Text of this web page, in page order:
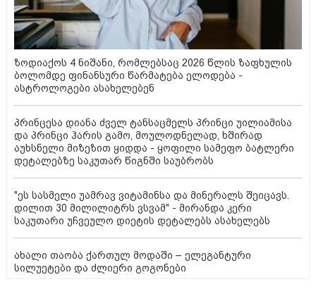
ზოდიაქოს 4 ნიშანი, რომლებსაც 2026 წლის ზაფხულის
ბოლომდე ფინანსური წარმატება ელოდება -
ასტროლოგები ასახელებენ
პრინცესა დიანა ძველ ტანსაცმელს პრინცი უილიამისა
და პრინცი ჰარის გამო, მოულოდნელად, ხშირად
აუხსნელი მიზეზით ყიდდა - ყოფილი სამეფო ბატლერი
დეტალებზე საკუთარ წიგნში საუბრობს
"ეს სასმელი უამრავ ვიტამინსა და მინერალს შეიცავს.
დილით 30 მილილიტრს ვსვამ" - მირანდა კერი
საკუთარი უჩვეულო დიეტის დეტალებს ასახელებს
ახალი თაობა ქართულ მოდაში – ელეგანტური
სილუეტები და ძლიერი გოგონები